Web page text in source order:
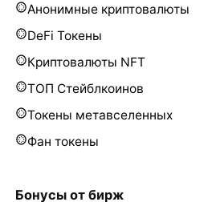
Анонимные криптовалюты
DeFi Токены
Криптовалюты NFT
ТОП Стейблкоинов
Токены метавселенных
Фан токены
Бонусы от бирж